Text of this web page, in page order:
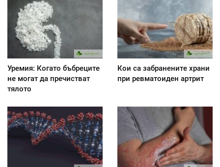
Уремия: Когато бъбреците
не могат да пречистват
тялото
Кои са забранените храни
при ревматоиден артрит